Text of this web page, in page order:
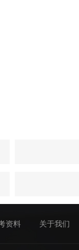
资料 关于我们